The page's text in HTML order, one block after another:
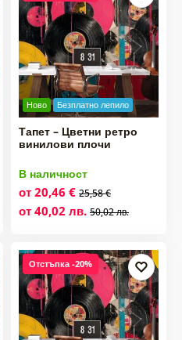
Ново Безплатно лепило
Тапет – Цветни ретро
винилови плочи
В наличност
от 20,46 € 25,58 €
от 40,02 лв. 50,02 лв.
Отстъпка -20%